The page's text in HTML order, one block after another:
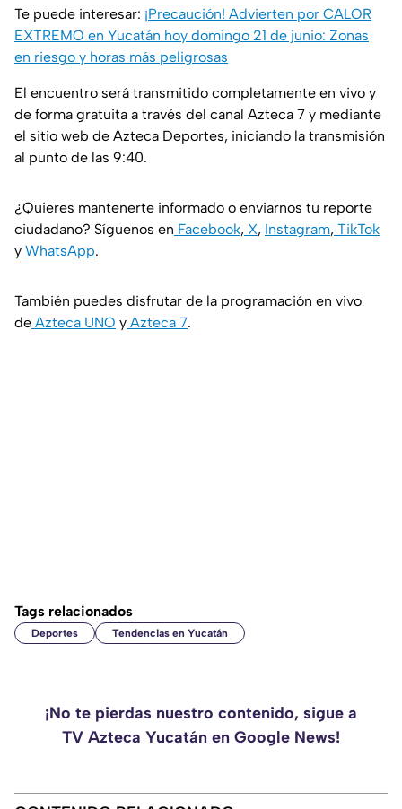
Te puede interesar: ¡Precaución! Advierten por CALOR
EXTREMO en Yucatán hoy domingo 21 de junio: Zonas
en riesgo y horas más peligrosas
El encuentro será transmitido completamente en vivo y
de forma gratuita a través del canal Azteca 7 y mediante
el sitio web de Azteca Deportes, iniciando la transmisión
al punto de las 9:40.
¿Quieres mantenerte informado o enviarnos tu reporte
ciudadano? Síguenos en Facebook, X, Instagram, TikTok
y WhatsApp.
También puedes disfrutar de la programación en vivo
de Azteca UNO y Azteca 7.
Tags relacionados
Deportes Tendencias en Yucatán
¡No te pierdas nuestro contenido, sigue a
TV Azteca Yucatán en Google News!